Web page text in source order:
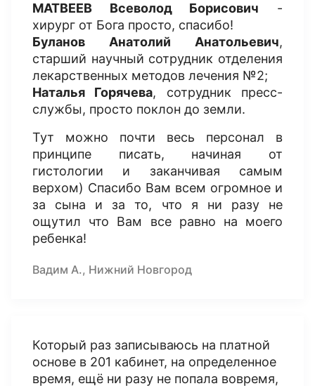
МАТВЕЕВ Всеволод Борисович -
хирург от Бога просто, спасибо!
Буланов Анатолий Анатольевич,
старший научный сотрудник отделения
лекарственных методов лечения №2;
Наталья Горячева, сотрудник пресс-
службы, просто поклон до земли.
Тут можно почти весь персонал в
принципе писать, начиная от
гистологии и заканчивая самым
верхом) Спасибо Вам всем огромное и
за сына и за то, что я ни разу не
ощутил что Вам все равно на моего
ребенка!
Вадим А., Нижний Новгород
Который раз записываюсь на платной
основе в 201 кабинет, на определенное
время, ещё ни разу не попала вовремя,